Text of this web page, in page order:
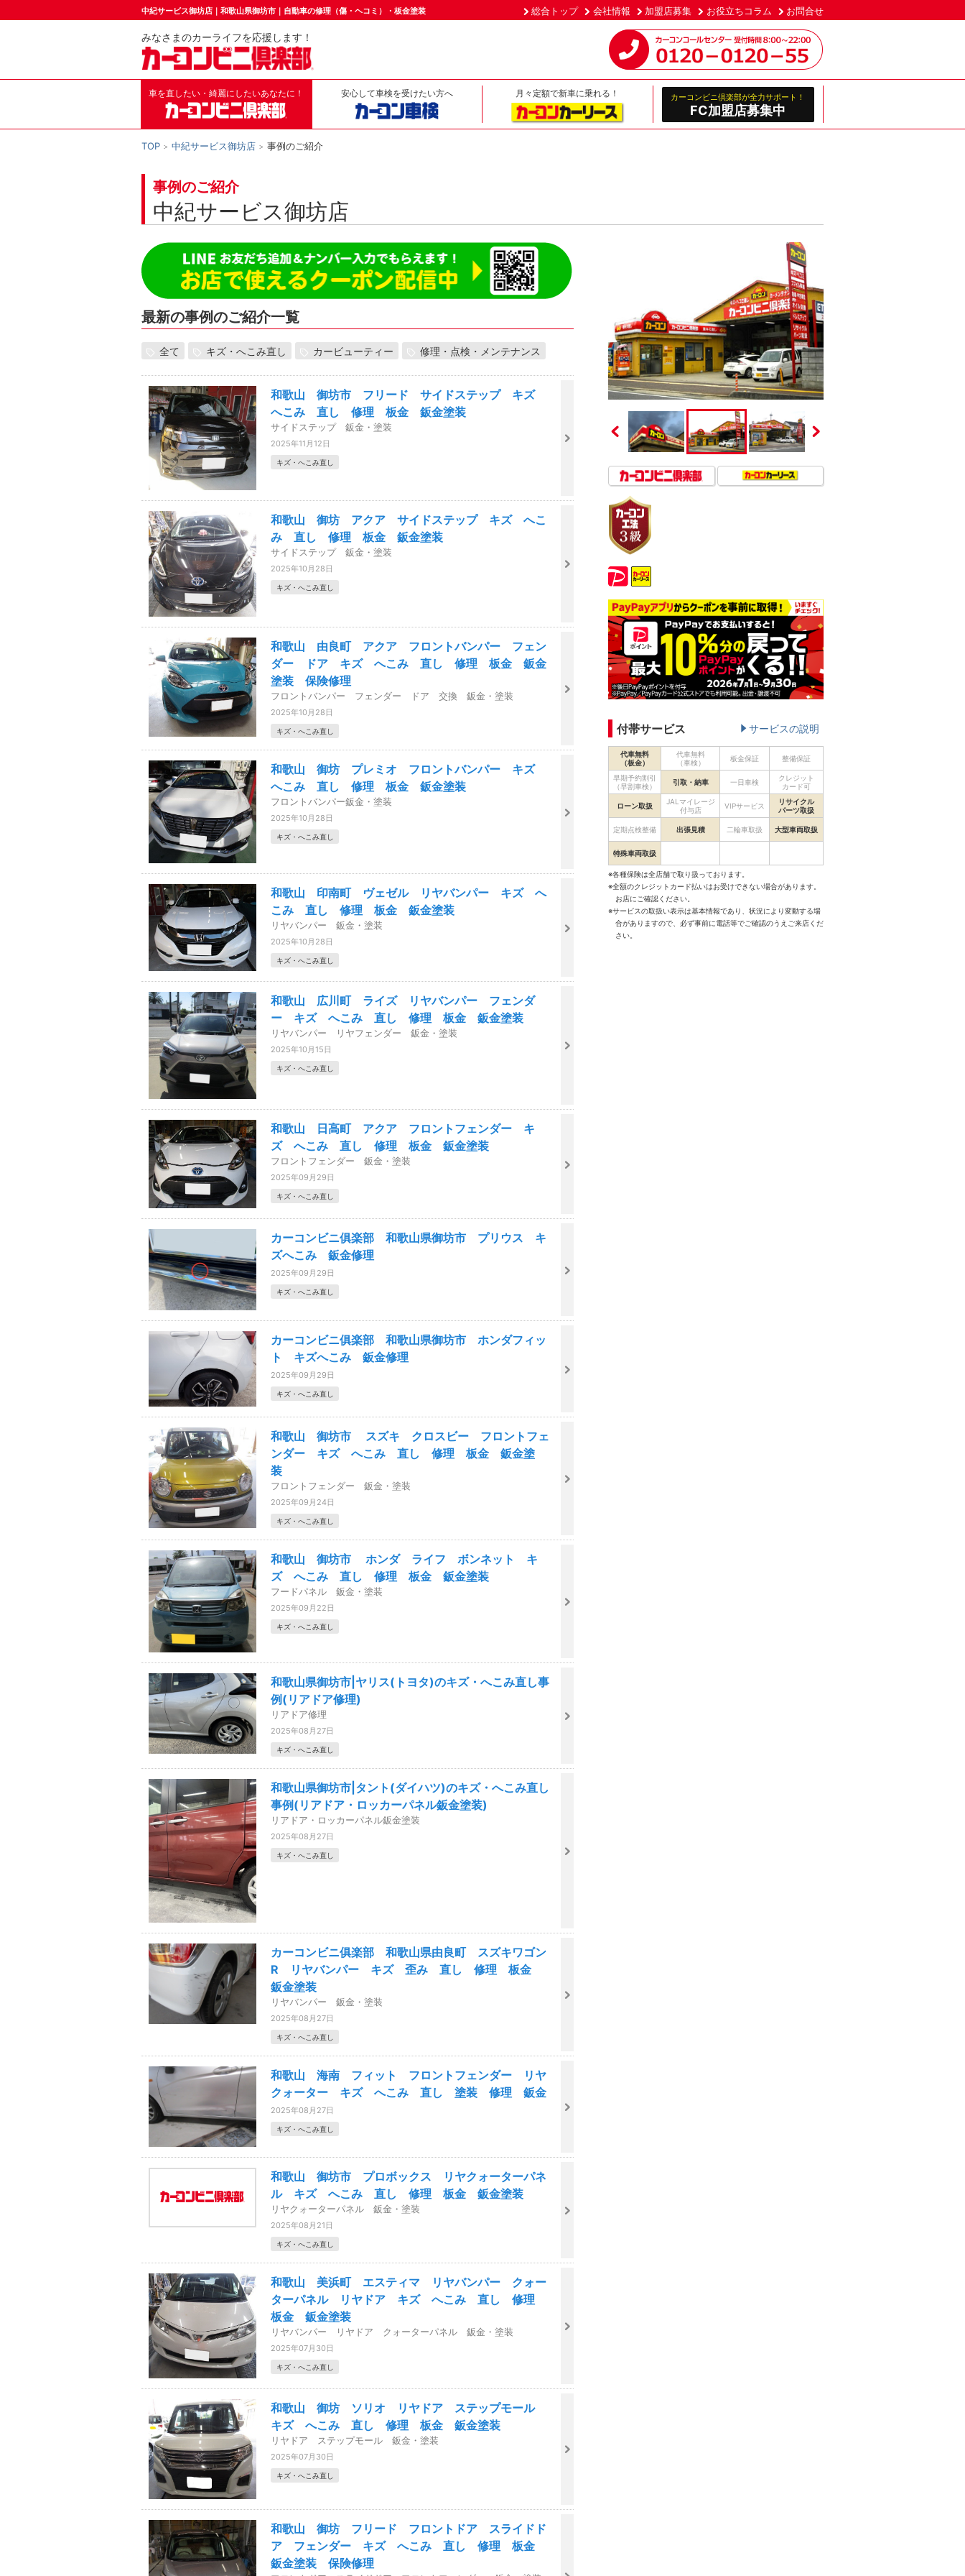
中紀サービス御坊店｜和歌山県御坊市｜自動車の修理（傷・ヘコミ）・板金塗装 総合トップ 会社情報 加盟店募集 お役立ちコラム お問合せ
みなさまのカーライフを応援します！
車を直したい・綺麗にしたいあなたに！ 安心して車検を受けたい方へ 月々定額で新車に乗れる！ カーコンビニ倶楽部が全力サポート！
FC加盟店募集中
TOP 中紀サービス御坊店 事例のご紹介
事例のご紹介
中紀サービス御坊店
最新の事例のご紹介一覧
全て キズ・へこみ直し カービューティー 修理・点検・メンテナンス
和歌山 御坊市 フリード サイドステップ キズ
へこみ 直し 修理 板金 鈑金塗装
サイドステップ 鈑金・塗装
2025年11月12日
キズ・へこみ直し
和歌山 御坊 アクア サイドステップ キズ へこ
み 直し 修理 板金 鈑金塗装
サイドステップ 鈑金・塗装
2025年10月28日
キズ・へこみ直し
和歌山 由良町 アクア フロントバンパー フェン
ダー ドア キズ へこみ 直し 修理 板金 鈑金
塗装 保険修理
フロントバンパー フェンダー ドア 交換 鈑金・塗装
2025年10月28日
キズ・へこみ直し
和歌山 御坊 プレミオ フロントバンパー キズ
へこみ 直し 修理 板金 鈑金塗装
フロントバンパー鈑金・塗装
2025年10月28日
キズ・へこみ直し
和歌山 印南町 ヴェゼル リヤバンパー キズ へ
こみ 直し 修理 板金 鈑金塗装
リヤバンパー 鈑金・塗装
2025年10月28日
キズ・へこみ直し
和歌山 広川町 ライズ リヤバンパー フェンダ
ー キズ へこみ 直し 修理 板金 鈑金塗装
リヤバンパー リヤフェンダー 鈑金・塗装
2025年10月15日
キズ・へこみ直し
和歌山 日高町 アクア フロントフェンダー キ
ズ へこみ 直し 修理 板金 鈑金塗装
フロントフェンダー 鈑金・塗装
2025年09月29日
キズ・へこみ直し
カーコンビニ俱楽部 和歌山県御坊市 プリウス キ
ズへこみ 鈑金修理
2025年09月29日
キズ・へこみ直し
カーコンビニ俱楽部 和歌山県御坊市 ホンダフィッ
ト キズへこみ 鈑金修理
2025年09月29日
キズ・へこみ直し
和歌山 御坊市 スズキ クロスビー フロントフェ
ンダー キズ へこみ 直し 修理 板金 鈑金塗
装
フロントフェンダー 鈑金・塗装
2025年09月24日
キズ・へこみ直し
和歌山 御坊市 ホンダ ライフ ボンネット キ
ズ へこみ 直し 修理 板金 鈑金塗装
フードパネル 鈑金・塗装
2025年09月22日
キズ・へこみ直し
和歌山県御坊市|ヤリス(トヨタ)のキズ・へこみ直し事
例(リアドア修理)
リアドア修理
2025年08月27日
キズ・へこみ直し
和歌山県御坊市|タント(ダイハツ)のキズ・へこみ直し
事例(リアドア・ロッカーパネル鈑金塗装)
リアドア・ロッカーパネル鈑金塗装
2025年08月27日
キズ・へこみ直し
カーコンビニ俱楽部 和歌山県由良町 スズキワゴン
R リヤバンパー キズ 歪み 直し 修理 板金
鈑金塗装
リヤバンパー 鈑金・塗装
2025年08月27日
キズ・へこみ直し
和歌山 海南 フィット フロントフェンダー リヤ
クォーター キズ へこみ 直し 塗装 修理 鈑金
2025年08月27日
キズ・へこみ直し
和歌山 御坊市 プロボックス リヤクォーターパネ
ル キズ へこみ 直し 修理 板金 鈑金塗装
リヤクォーターパネル 鈑金・塗装
2025年08月21日
キズ・へこみ直し
和歌山 美浜町 エスティマ リヤバンパー クォー
ターパネル リヤドア キズ へこみ 直し 修理
板金 鈑金塗装
リヤバンパー リヤドア クォーターパネル 鈑金・塗装
2025年07月30日
キズ・へこみ直し
和歌山 御坊 ソリオ リヤドア ステップモール
キズ へこみ 直し 修理 板金 鈑金塗装
リヤドア ステップモール 鈑金・塗装
2025年07月30日
キズ・へこみ直し
和歌山 御坊 フリード フロントドア スライドド
ア フェンダー キズ へこみ 直し 修理 板金
鈑金塗装 保険修理
付帯サービス サービスの説明
代車無料
（板金）
代車無料
（車検）
板金保証 整備保証
早期予約割引
（早割車検）
引取・納車 一日車検
クレジット
カード可
ローン取扱
JALマイレージ
付与店
VIPサービス
リサイクル
パーツ取扱
定期点検整備 出張見積 二輪車取扱 大型車両取扱
特殊車両取扱
※各種保険は全店舗で取り扱っております。
※全額のクレジットカード払いはお受けできない場合があります。
お店にご確認ください。
※サービスの取扱い表示は基本情報であり、状況により変動する場
合がありますので、必ず事前に電話等でご確認のうえご来店くだ
さい。